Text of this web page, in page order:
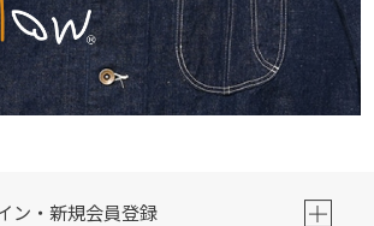
ン・新規会員登録